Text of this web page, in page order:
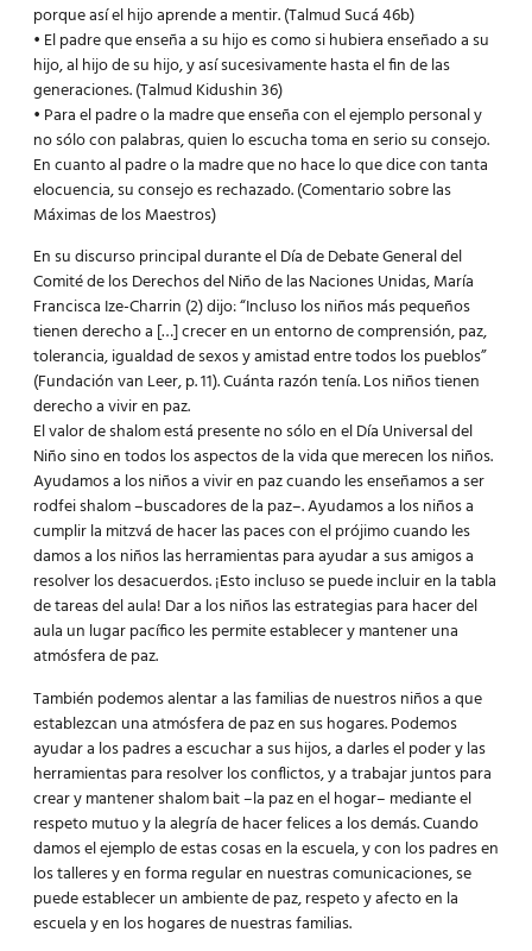
porque así el hijo aprende a mentir. (Talmud Sucá 46b)
• El padre que enseña a su hijo es como si hubiera enseñado a su
hijo, al hijo de su hijo, y así sucesivamente hasta el fin de las
generaciones. (Talmud Kidushin 36)
• Para el padre o la madre que enseña con el ejemplo personal y
no sólo con palabras, quien lo escucha toma en serio su consejo.
En cuanto al padre o la madre que no hace lo que dice con tanta
elocuencia, su consejo es rechazado. (Comentario sobre las
Máximas de los Maestros)
En su discurso principal durante el Día de Debate General del
Comité de los Derechos del Niño de las Naciones Unidas, María
Francisca Ize-Charrin (2) dijo: “Incluso los niños más pequeños
tienen derecho a […] crecer en un entorno de comprensión, paz,
tolerancia, igualdad de sexos y amistad entre todos los pueblos”
(Fundación van Leer, p. 11). Cuánta razón tenía. Los niños tienen
derecho a vivir en paz.
El valor de shalom está presente no sólo en el Día Universal del
Niño sino en todos los aspectos de la vida que merecen los niños.
Ayudamos a los niños a vivir en paz cuando les enseñamos a ser
rodfei shalom –buscadores de la paz–. Ayudamos a los niños a
cumplir la mitzvá de hacer las paces con el prójimo cuando les
damos a los niños las herramientas para ayudar a sus amigos a
resolver los desacuerdos. ¡Esto incluso se puede incluir en la tabla
de tareas del aula! Dar a los niños las estrategias para hacer del
aula un lugar pacífico les permite establecer y mantener una
atmósfera de paz.
También podemos alentar a las familias de nuestros niños a que
establezcan una atmósfera de paz en sus hogares. Podemos
ayudar a los padres a escuchar a sus hijos, a darles el poder y las
herramientas para resolver los conflictos, y a trabajar juntos para
crear y mantener shalom bait –la paz en el hogar– mediante el
respeto mutuo y la alegría de hacer felices a los demás. Cuando
damos el ejemplo de estas cosas en la escuela, y con los padres en
los talleres y en forma regular en nuestras comunicaciones, se
puede establecer un ambiente de paz, respeto y afecto en la
escuela y en los hogares de nuestras familias.